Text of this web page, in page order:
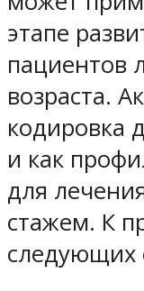
этапе
пациентов
возраста.
кодировка
и как
для
стажем. К
следующих